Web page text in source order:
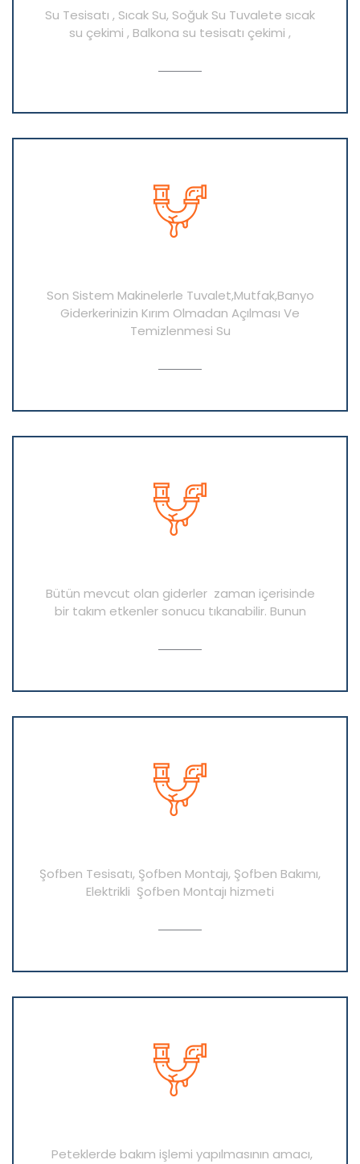
Su Tesisatı , Sıcak Su, Soğuk Su Tuvalete sıcak
su çekimi , Balkona su tesisatı çekimi ,
Son Sistem Makinelerle Tuvalet,Mutfak,Banyo
Giderkerinizin Kırım Olmadan Açılması Ve
Temizlenmesi Su
Bütün mevcut olan giderler zaman içerisinde
bir takım etkenler sonucu tıkanabilir. Bunun
Şofben Tesisatı, Şofben Montajı, Şofben Bakımı,
Elektrikli Şofben Montajı hizmeti
Peteklerde bakım işlemi yapılmasının amacı,